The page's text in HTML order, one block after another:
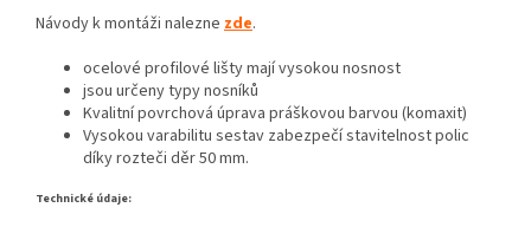
Návody k montáži nalezne zde.
ocelové profilové lišty mají vysokou nosnost
jsou určeny typy nosníků
Kvalitní povrchová úprava práškovou barvou (komaxit)
Vysokou varabilitu sestav zabezpečí stavitelnost polic
díky rozteči děr 50 mm.
Technické údaje: